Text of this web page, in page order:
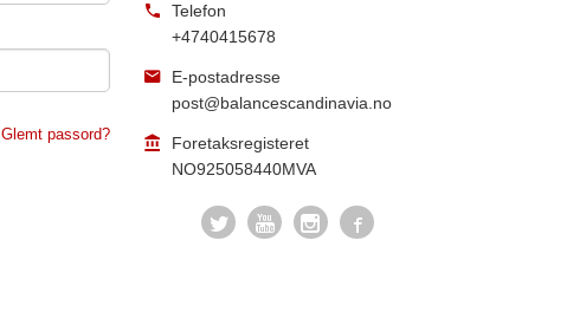
Glemt passord?
Telefon
+4740415678
E-postadresse
post@balancescandinavia.no
Foretaksregisteret
NO925058440MVA